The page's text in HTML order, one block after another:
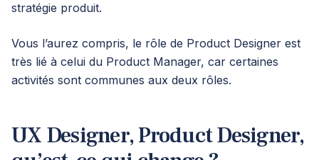
stratégie produit.
Vous l’aurez compris, le rôle de Product Designer est
très lié à celui du Product Manager, car certaines
activités sont communes aux deux rôles.
UX Designer, Product Designer,